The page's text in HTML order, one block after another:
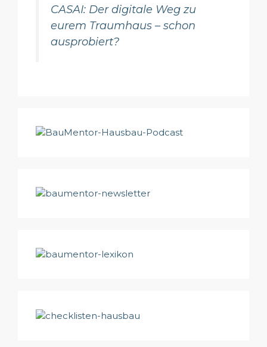
CASAI: Der digitale Weg zu
eurem Traumhaus – schon
ausprobiert?